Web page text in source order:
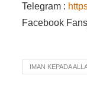
Telegram :
Facebook
IMAN KEPADA